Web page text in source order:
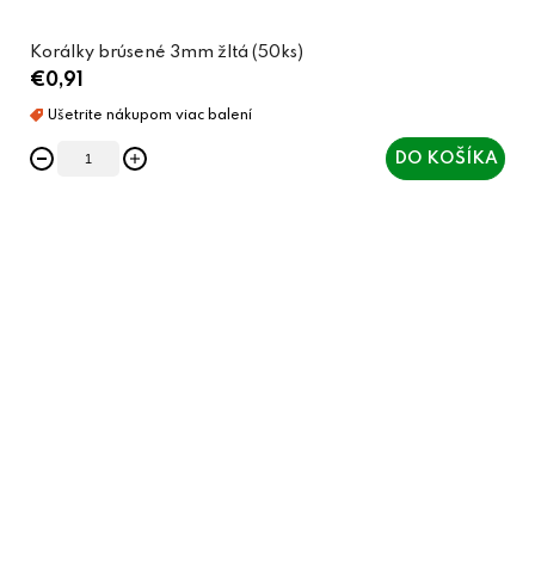
Korálky brúsené 3mm žltá (50ks)
€0,91
DO KOŠÍKA